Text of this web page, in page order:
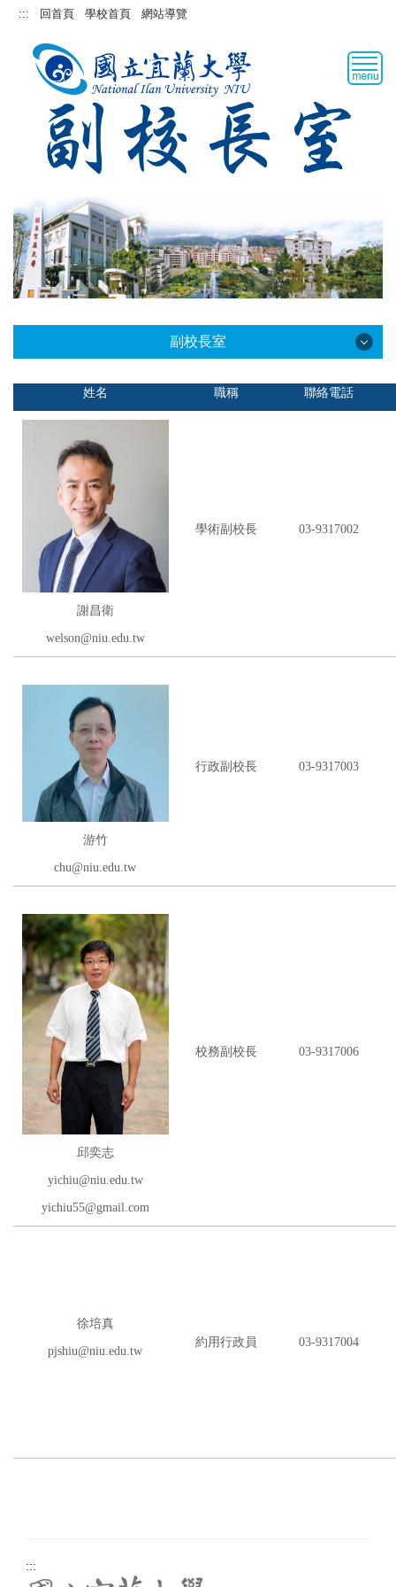
跳::: 回首頁 學校首頁 網站導覽
副校長室
副校長室
學術副校長簡歷
行政副校長簡歷
校務副校長簡歷
聯絡我們
姓名 職稱 聯絡電話
謝昌衛
welson@niu.edu.tw
學術副校長 03-9317002
游竹
chu@niu.edu.tw
行政副校長 03-9317003
邱奕志
yichiu@niu.edu.tw
yichiu55@gmail.com
校務副校長 03-9317006
徐培真
pjshiu@niu.edu.tw
約用行政員 03-9317004
:::